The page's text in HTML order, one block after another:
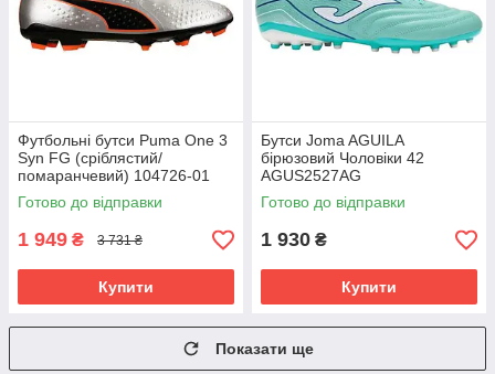
Футбольні бутси Puma One 3
Syn FG (сріблястий/
помаранчевий) 104726-01
Розмір EU: 46
Готово до відправки
1 949 ₴ 3 731 ₴
Купити
Бутси Joma AGUILA
бірюзовий Чоловіки 42
AGUS2527AG
Готово до відправки
1 930 ₴
Купити
Показати ще